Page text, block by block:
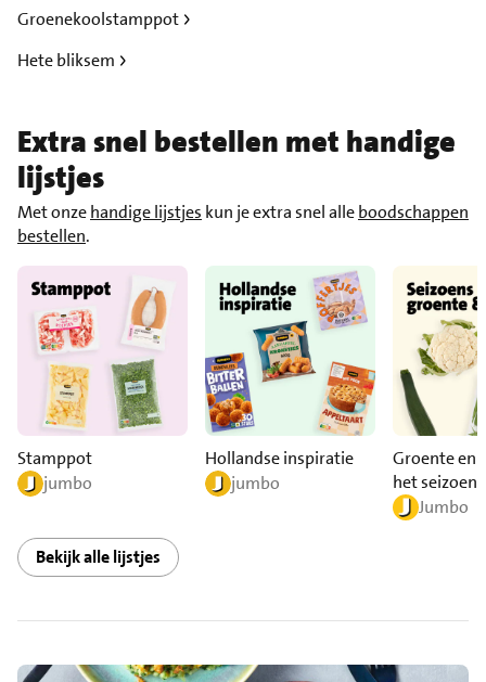
Groenekoolstamppot
Hete bliksem
Extra snel bestellen met handige
lijstjes
Met onzehandige lijstjes kun je extra snel alleboodschappen
bestellen.
Stamppot
jumbo
Hollandse inspiratie
jumbo
Groente en
het seizoen
Jumbo
Bekijk alle lijstjes